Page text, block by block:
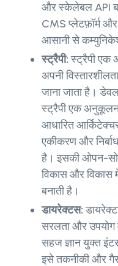
और स्केलेबल API
CMS प्लेटफ़ॉर्म
आसानी से
स्ट्रैपी:स्ट्रैपी एक
अपनी
जाना जाता है।
स्ट्रैपी एक
आधारित
एकीकरण और
है। इसकी ओपन-
विकास और विकास
बनाती है।
डायरेक्टस:
सरलता और उपयोग
सहज ज्ञान युक्त
इसे तकनीकी और